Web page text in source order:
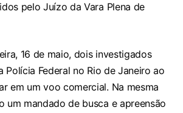
pelo Juízo da Vara Plena de
16 de maio, dois investigados
Polícia Federal no Rio de Janeiro ao
em um voo comercial. Na mesma
um mandado de busca e apreensão